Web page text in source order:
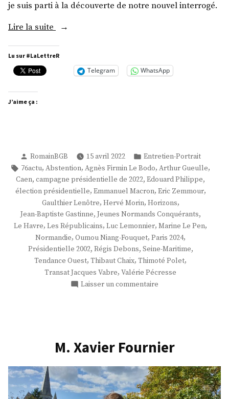
je suis parti à la découverte de notre nouvel interrogé.
Lire la suite « M.
Polet »
Lu sur #LaLettreR
Telegram WhatsApp
J’aime ça :
Publié
par
RomainBGB 15 avril 2022
Publié
dans
Entretien-Portrait
Étiquettes :
76actu, Abstention, Agnès Firmin Le Bodo, Arthur Gueulle,
Caen, campagne présidentielle de 2022, Edouard Philippe,
élection présidentielle, Emmanuel Macron, Eric Zemmour,
Gaulthier Lenôtre, Hervé Morin, Horizons,
Jean-Baptiste Gastinne, Jeunes Normands Conquérants,
Le Havre, Les Républicains, Luc Lemonnier, Marine Le Pen,
Normandie, Oumou Niang-Fouquet, Paris 2024,
Présidentielle 2002, Régis Debons, Seine-Maritime,
Tendance Ouest, Thibaut Chaix, Thimoté Polet,
Transat Jacques Vabre, Valérie Pécresse
Laisser un commentaire
M. Xavier Fournier